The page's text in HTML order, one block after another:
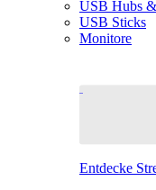
USB Hubs
USB Sticks
Monitore
Entdecke